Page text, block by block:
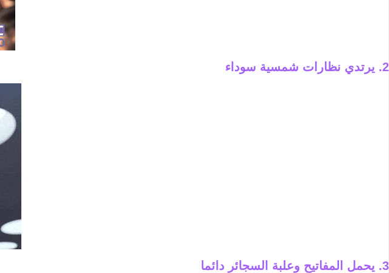
2. يرتدي نظارات شمسية سوداء
3. يحمل المفاتيح وعلبة السجائر دائما